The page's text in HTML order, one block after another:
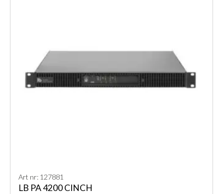
Art nr: 127881
LB PA 4200 CINCH